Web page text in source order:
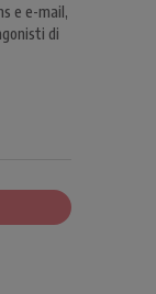
e e-mail,
di